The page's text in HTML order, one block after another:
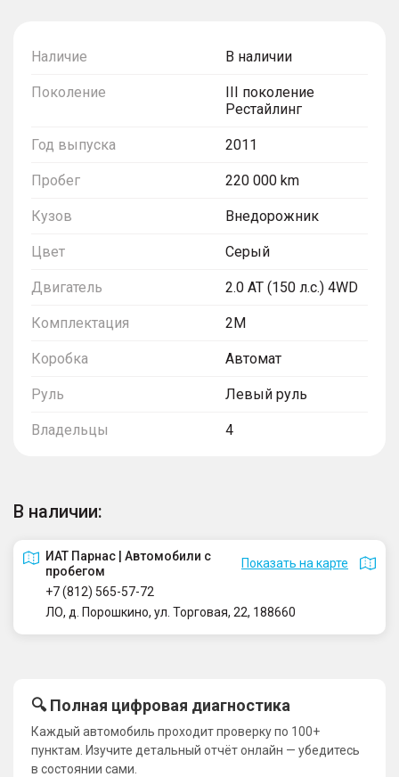
Наличие В наличии
Поколение
III поколение
Рестайлинг
Год выпуска 2011
Пробег 220 000 km
Кузов Внедорожник
Цвет Серый
Двигатель 2.0 AT (150 л.с.) 4WD
Комплектация 2M
Коробка Автомат
Руль Левый руль
Владельцы 4
В наличии:
ИАТ Парнас | Автомобили с
пробегом
Показать на карте
+7 (812) 565-57-72
ЛО, д. Порошкино, ул. Торговая, 22, 188660
🔍 Полная цифровая диагностика
Каждый автомобиль проходит проверку по 100+
пунктам. Изучите детальный отчёт онлайн — убедитесь
в состоянии сами.